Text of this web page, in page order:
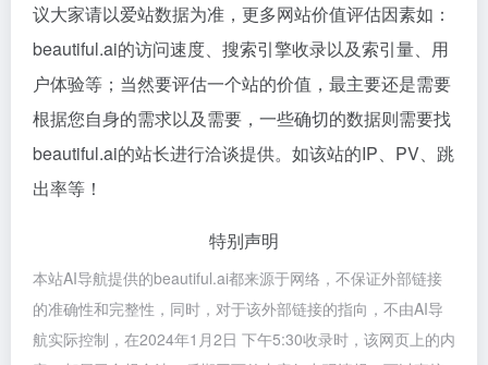
议大家请以爱站数据为准，更多网站价值评估因素如：
beautiful.ai的访问速度、搜索引擎收录以及索引量、用
户体验等；当然要评估一个站的价值，最主要还是需要
根据您自身的需求以及需要，一些确切的数据则需要找
beautiful.ai的站长进行洽谈提供。如该站的IP、PV、跳
出率等！
特别声明
本站AI导航提供的beautiful.ai都来源于网络，不保证外部链接
的准确性和完整性，同时，对于该外部链接的指向，不由AI导
航实际控制，在2024年1月2日 下午5:30收录时，该网页上的内